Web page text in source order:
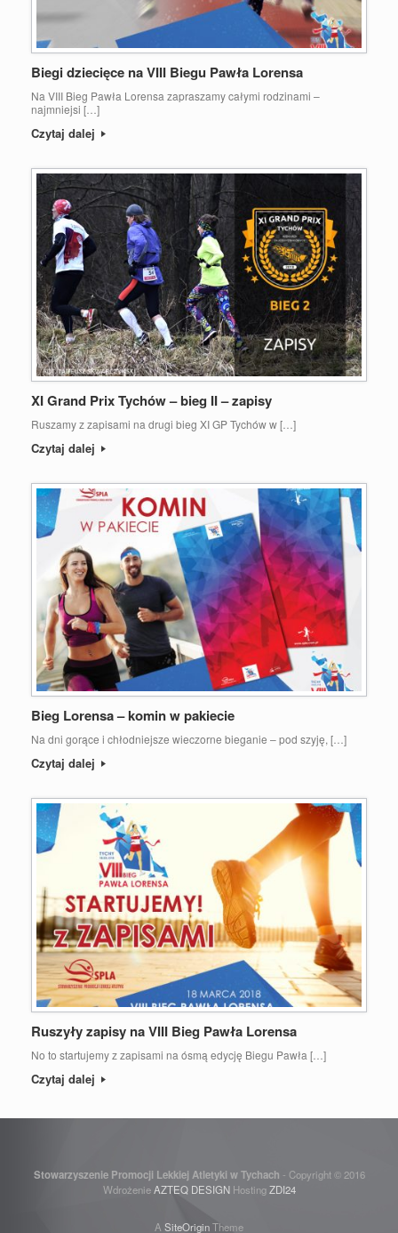
Biegi dziecięce na VIII Biegu Pawła Lorensa
Na VIII Bieg Pawła Lorensa zapraszamy całymi rodzinami –
najmniejsi […]
Czytaj dalej
XI Grand Prix Tychów – bieg II – zapisy
Ruszamy z zapisami na drugi bieg XI GP Tychów w […]
Czytaj dalej
Bieg Lorensa – komin w pakiecie
Na dni gorące i chłodniejsze wieczorne bieganie – pod szyję, […]
Czytaj dalej
Ruszyły zapisy na VIII Bieg Pawła Lorensa
No to startujemy z zapisami na ósmą edycję Biegu Pawła […]
Czytaj dalej
Stowarzyszenie Promocji Lekkiej Atletyki w Tychach - Copyright © 2016
WdrożenieAZTEQ DESIGNHostingZDI24
A SiteOriginTheme